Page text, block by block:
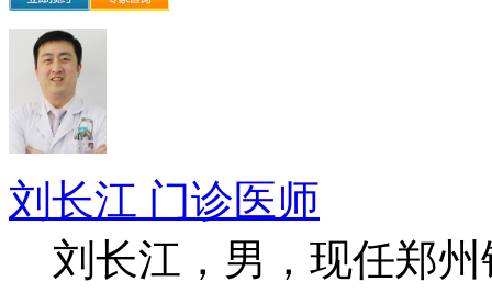
刘长江 门诊医师
刘长江，男，现任郑